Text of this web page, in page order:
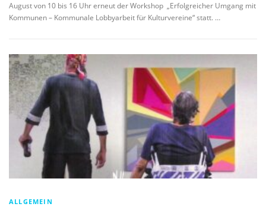
August von 10 bis 16 Uhr erneut der Workshop „Erfolgreicher Umgang mit
Kommunen – Kommunale Lobbyarbeit für Kulturvereine“ statt. …
ALLGEMEIN